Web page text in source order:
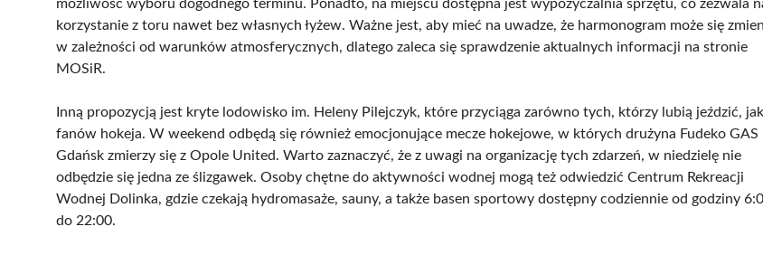
możliwość wyboru dogodnego terminu. Ponadto, na miejscu dostępna jest wypożyczalnia sprzętu, co zezwala
korzystanie z toru nawet bez własnych łyżew. Ważne jest, aby mieć na uwadze, że harmonogram może się
w zależności od warunków atmosferycznych, dlatego zaleca się sprawdzenie aktualnych informacji na stronie
MOSiR.
Inną propozycją jest kryte lodowisko im. Heleny Pilejczyk, które przyciąga zarówno tych, którzy lubią jeździć,
fanów hokeja. W weekend odbędą się również emocjonujące mecze hokejowe, w których drużyna Fudeko GAS
Gdańsk zmierzy się z Opole United. Warto zaznaczyć, że z uwagi na organizację tych zdarzeń, w niedzielę nie
odbędzie się jedna ze ślizgawek. Osoby chętne do aktywności wodnej mogą też odwiedzić Centrum Rekreacji
Wodnej Dolinka, gdzie czekają hydromasaże, sauny, a także basen sportowy dostępny codziennie od godziny
do 22:00.